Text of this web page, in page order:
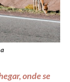
onde se